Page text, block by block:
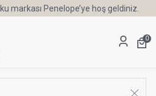
markası Penelope’ye hoş geldiniz.
0